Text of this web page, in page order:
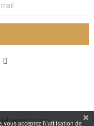
vous acceptez l\'utilisation de